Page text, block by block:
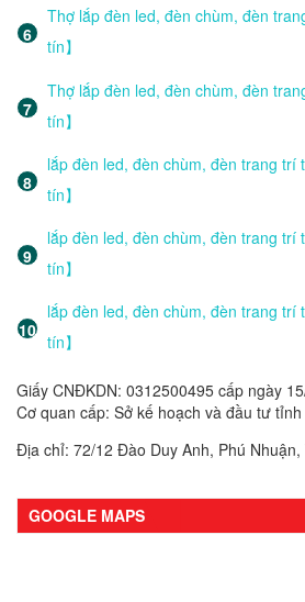
Thợ lắp đèn led, đèn chùm, đèn
tín】
Thợ lắp đèn led, đèn chùm, đèn
tín】
lắp đèn led, đèn chùm, đèn trang trí
tín】
lắp đèn led, đèn chùm, đèn trang trí
tín】
lắp đèn led, đèn chùm, đèn trang trí
tín】
Giấy CNĐKDN: 0312500495 cấp ngày
Cơ quan cấp: Sở kế hoạch và đầu tư tỉnh
Địa chỉ: 72/12 Đào Duy Anh, Phú
GOOGLE MAPS